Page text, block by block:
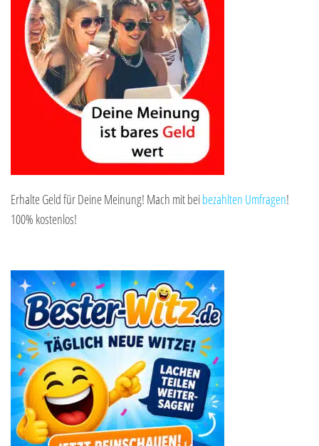
Erhalte Geld für Deine Meinung! Mach mit beibezahlten Umfragen!
100% kostenlos!